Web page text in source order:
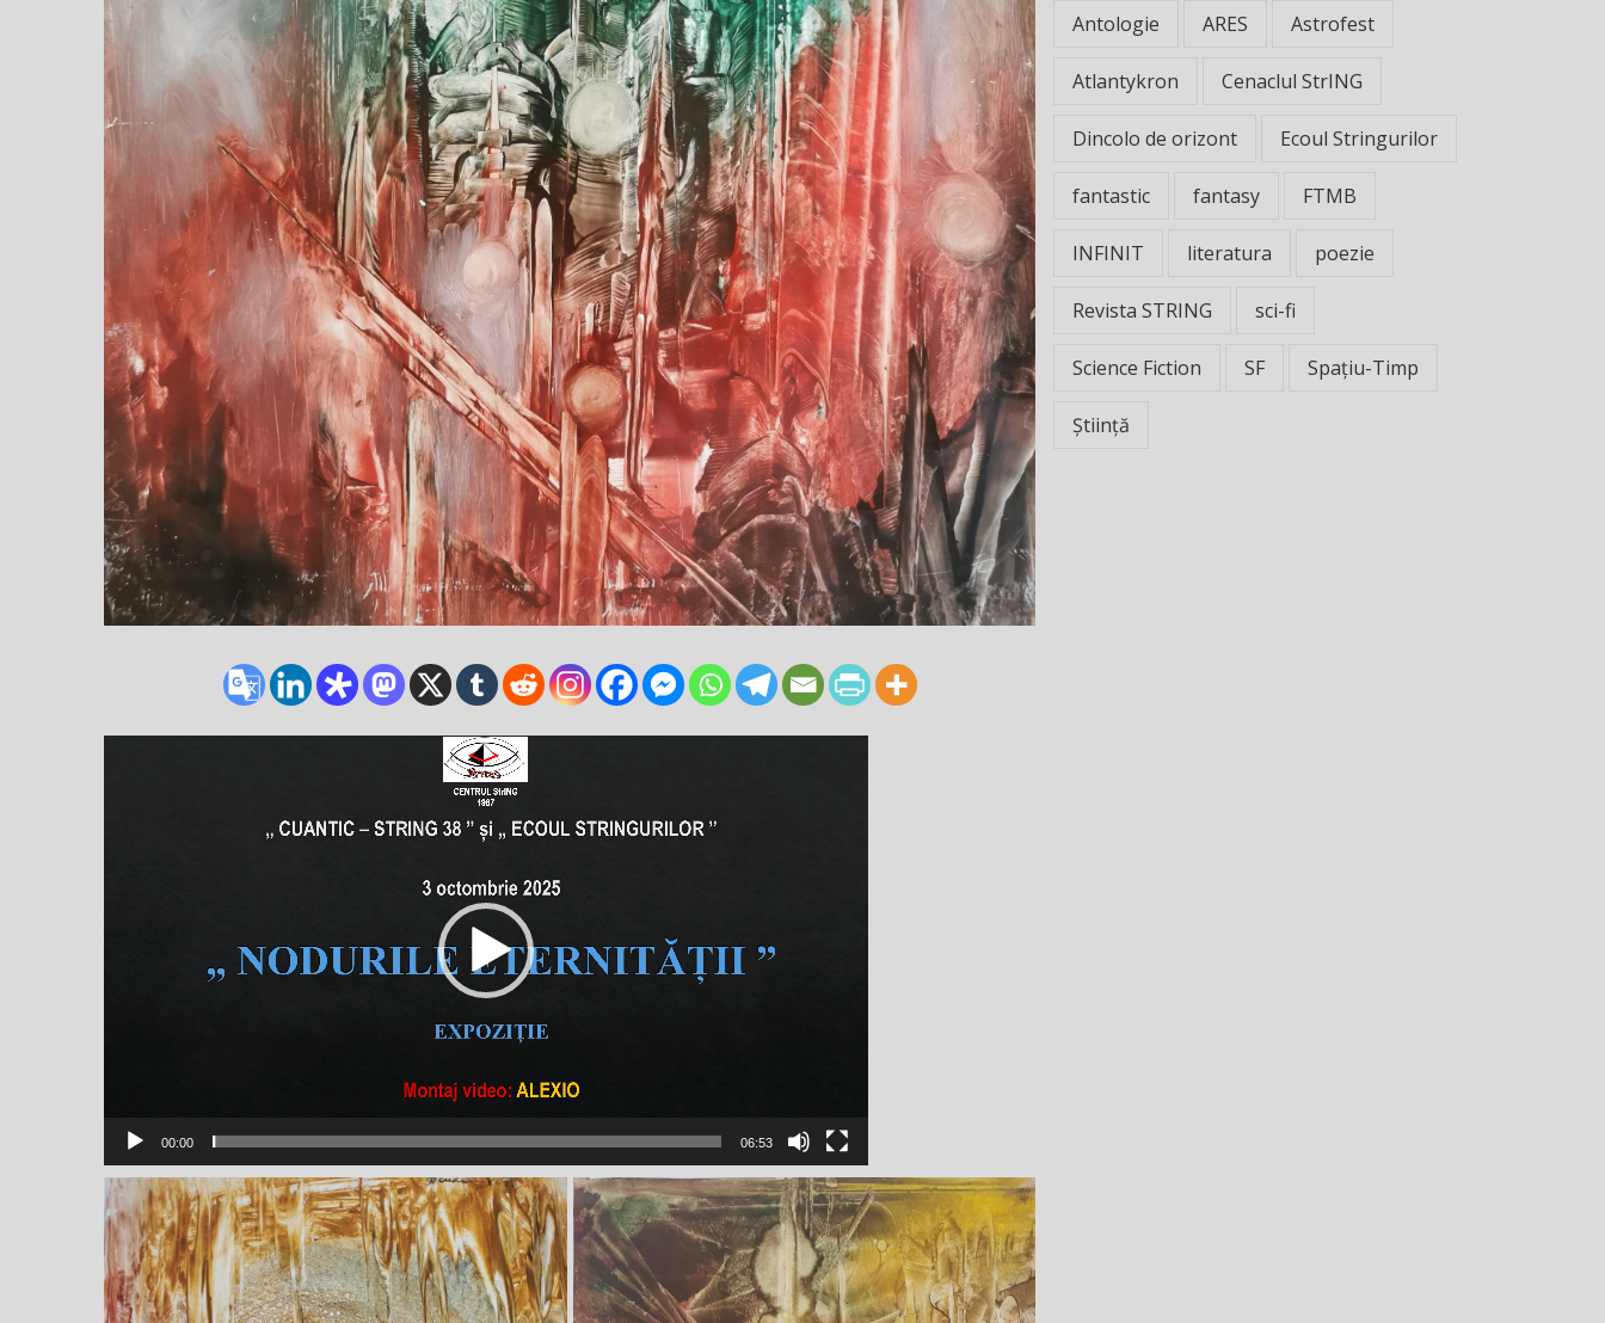
00:00 06:53
28D = Dimensiunea structurării tiparelor dinamice.
Tiparele nu mai sunt statice (arhetipuri) ci procese.
Aceste procese se auto-reorganizează în timp-spațiu
multi-nivel.
Antologie ARES Astrofest
Atlantykron Cenaclul StrING
Dincolo de orizont Ecoul Stringurilor
fantastic fantasy FTMB
INFINIT literatura poezie
Revista STRING sci-fi
Science Fiction SF Spațiu-Timp
Știință